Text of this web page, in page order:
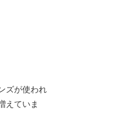
ズが使われ
えていま